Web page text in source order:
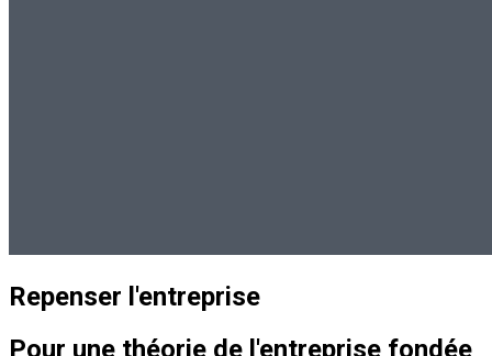
Repenser l'entreprise
Pour une théorie de l'entreprise fondée